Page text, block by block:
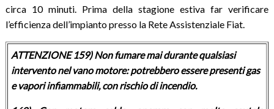
circa 10 minuti. Prima della stagione estiva far verificare
l’efficienza dell’impianto presso la Rete Assistenziale Fiat.
ATTENZIONE 159) Non fumare mai durante qualsiasi
intervento nel vano motore: potrebbero essere presenti gas
e vapori infiammabili, con rischio di incendio.